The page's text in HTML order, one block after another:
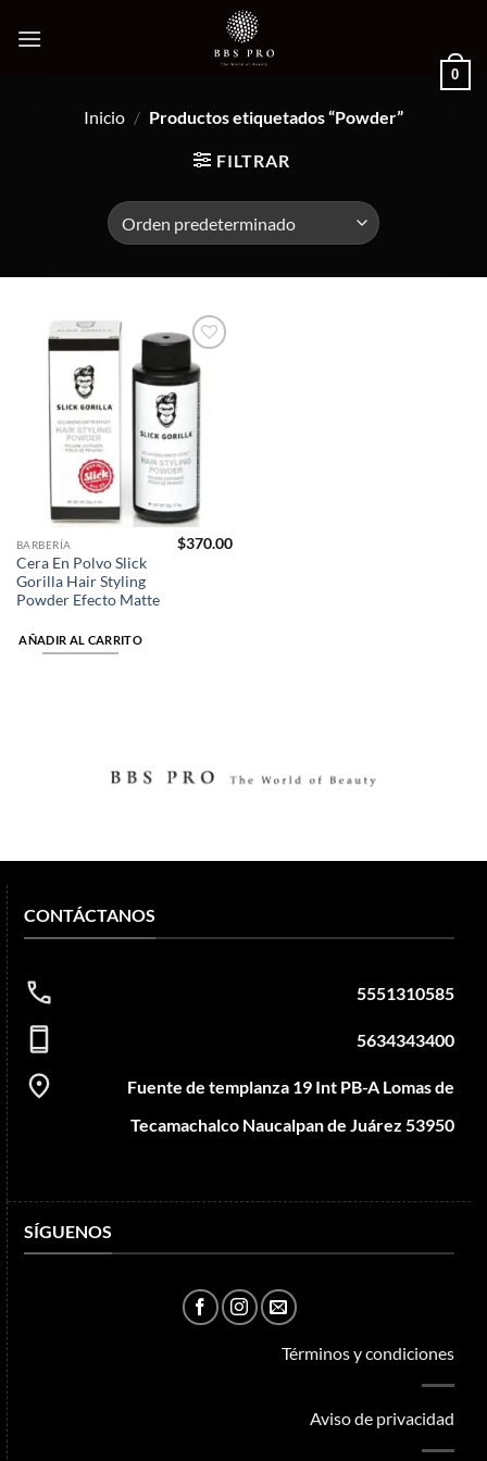
0
Inicio / Productos etiquetados “Powder”
FILTRAR
Añadir
a la
lista de
deseos
BARBERÍA
Cera En Polvo Slick
Gorilla Hair Styling
Powder Efecto Matte
$370.00
AÑADIR AL CARRITO
CONTÁCTANOS
5551310585
5634343400
Fuente de templanza 19 Int PB-A Lomas de
Tecamachalco Naucalpan de Juárez 53950
SÍGUENOS
Términos y condiciones
Aviso de privacidad